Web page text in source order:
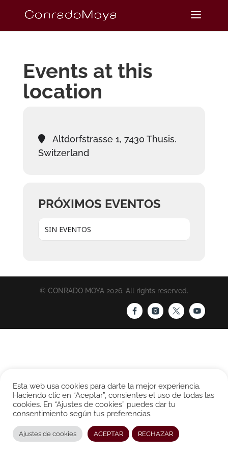
Events at this
location
Altdorfstrasse 1, 7430 Thusis.
Switzerland
PRÓXIMOS EVENTOS
SIN EVENTOS
© CONRADO MOYA 2026. All rights reserved.
Esta web usa cookies para darte la mejor experiencia.
Haciendo clic en “Aceptar”, consientes el uso de todas las
cookies. En “Ajustes de cookies” puedes dar tu
consentimiento según tus preferencias.
Ajustes de cookies ACEPTAR RECHAZAR